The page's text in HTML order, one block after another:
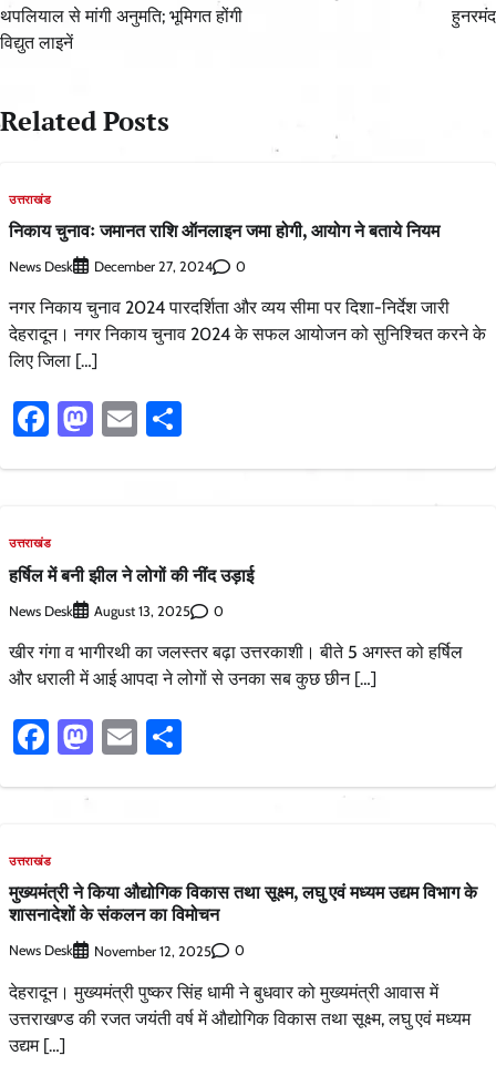
थपलियाल से मांगी अनुमति; भूमिगत होंगी
विद्युत लाइनें
हुनरमंद
Related Posts
उत्तराखंड
निकाय चुनावः जमानत राशि ऑनलाइन जमा होगी, आयोग ने बताये नियम
News Desk December 27, 2024 0
नगर निकाय चुनाव 2024 पारदर्शिता और व्यय सीमा पर दिशा-निर्देश जारी
देहरादून। नगर निकाय चुनाव 2024 के सफल आयोजन को सुनिश्चित करने के
लिए जिला […]
Facebook
Mastodon
Email
उत्तराखंड
हर्षिल में बनी झील ने लोगों की नींद उड़ाई
News Desk August 13, 2025 0
खीर गंगा व भागीरथी का जलस्तर बढ़ा उत्तरकाशी। बीते 5 अगस्त को हर्षिल
और धराली में आई आपदा ने लोगों से उनका सब कुछ छीन […]
Facebook
Mastodon
Email
उत्तराखंड
मुख्यमंत्री ने किया औद्योगिक विकास तथा सूक्ष्म, लघु एवं मध्यम उद्यम विभाग के
शासनादेशों के संकलन का विमोचन
News Desk November 12, 2025 0
देहरादून। मुख्यमंत्री पुष्कर सिंह धामी ने बुधवार को मुख्यमंत्री आवास में
उत्तराखण्ड की रजत जयंती वर्ष में औद्योगिक विकास तथा सूक्ष्म, लघु एवं मध्यम
उद्यम […]